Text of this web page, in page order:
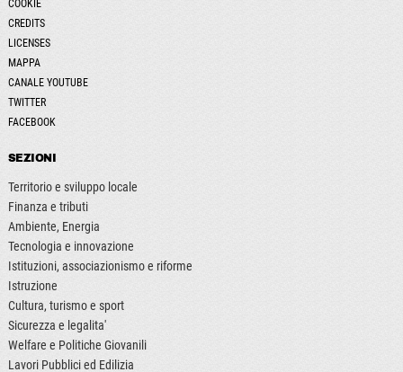
COOKIE
CREDITS
LICENSES
MAPPA
CANALE YOUTUBE
TWITTER
FACEBOOK
SEZIONI
Territorio e sviluppo locale
Finanza e tributi
Ambiente, Energia
Tecnologia e innovazione
Istituzioni, associazionismo e riforme
Istruzione
Cultura, turismo e sport
Sicurezza e legalita'
Welfare e Politiche Giovanili
Lavori Pubblici ed Edilizia